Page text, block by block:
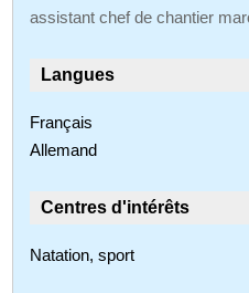
assistant chef de chantier
Langues
Français
Allemand
Centres d'intérêts
Natation, sport